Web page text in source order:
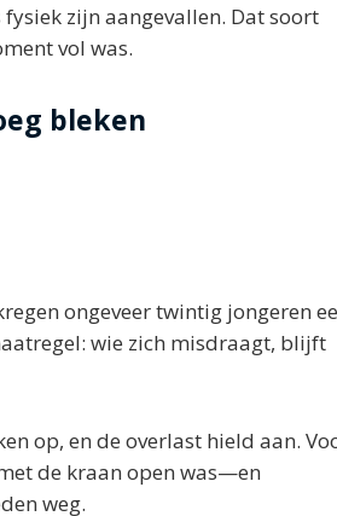
zijn aangevallen. Dat soort
vol was.
bleken
ongeveer twintig jongeren
wie zich misdraagt, blijft
op, en de overlast hield aan.
de kraan open was—en
weg.